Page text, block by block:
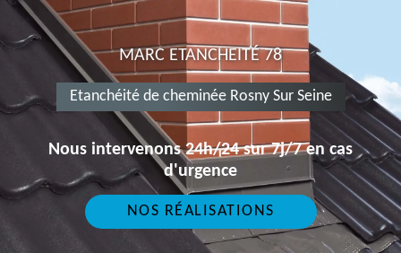
MARC ETANCHEITÉ 78
Etanchéité de cheminée Rosny Sur Seine
Nous intervenons 24h/24 sur 7j/7 en cas
d'urgence
NOS RÉALISATIONS